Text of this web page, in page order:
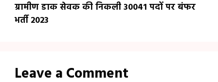
ग्रामीण डाक सेवक की निकली 30041 पदों पर बंफर
भर्ती 2023
Leave a Comment